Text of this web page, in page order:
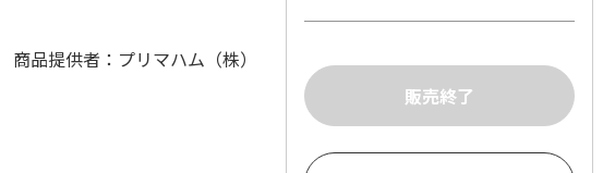
品提供者：プリマハム（株）